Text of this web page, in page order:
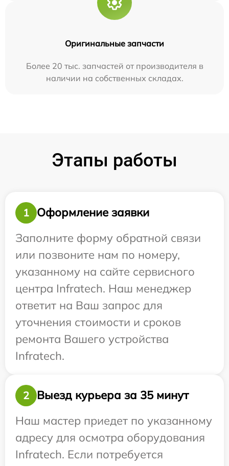
Оригинальные запчасти
Более 20 тыс. запчастей от производителя в
наличии на собственных складах.
Этапы работы
1
Оформление заявки
Заполните форму обратной связи
или позвоните нам по номеру,
указанному на сайте сервисного
центра Infratech. Наш менеджер
ответит на Ваш запрос для
уточнения стоимости и сроков
ремонта Вашего устройства
Infratech.
2
Выезд курьера за 35 минут
Наш мастер приедет по указанному
адресу для осмотра оборудования
Infratech. Если потребуется